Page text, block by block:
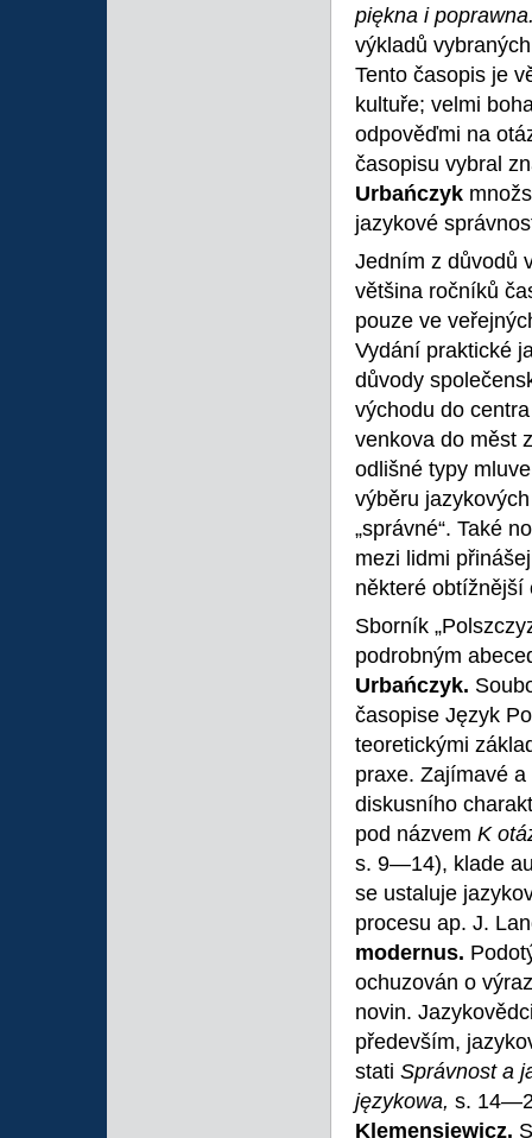
piękna i
výkladů
Tento časopis je
kultuře; velmi
odpověďmi na
časopisu vybral
Urbańczyk
jazykové
Jedním z důvodů
většina ročníků
pouze ve
Vydání praktické
důvody
východu do
venkova do měst
odlišné typy
výběru
„správné“. Také
mezi lidmi
některé obtížnější
Sborník
podrobným
Urbańczyk.
časopise Język
teoretickými
praxe. Zajímavé
diskusního
pod názvem K
s. 9—14), klade
se ustaluje
procesu ap. J.
modernus.
ochuzován o
novin.
především,
stati Správnost a
językowa, s.
Klemensiewicz.